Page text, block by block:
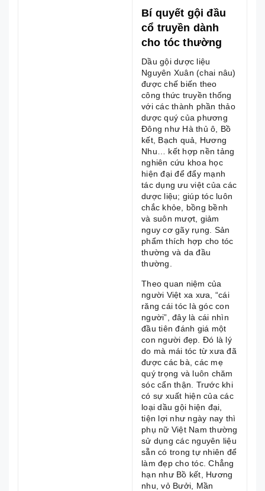
Bí quyết gội đầu
cổ truyền dành
cho tóc thường
Dầu gội dược liệu
Nguyên Xuân (chai nâu)
được chế biến theo
công thức truyền thống
với các thành phần thảo
dược quý của phương
Đông như Hà thủ ô, Bồ
kết, Bạch quả, Hương
Nhu… kết hợp nền tảng
nghiên cứu khoa học
hiện đại để đẩy mạnh
tác dụng ưu việt của các
dược liệu; giúp tóc luôn
chắc khỏe, bồng bềnh
và suôn mượt, giảm
nguy cơ gãy rụng. Sản
phẩm thích hợp cho tóc
thường và da đầu
thường.
Theo quan niệm của
người Việt xa xưa, “cái
răng cái tóc là góc con
người”, đây là cái nhìn
đầu tiên đánh giá một
con người đẹp. Đó là lý
do mà mái tóc từ xưa đã
được các bà, các mẹ
quý trọng và luôn chăm
sóc cẩn thận. Trước khi
có sự xuất hiện của các
loại dầu gội hiện đại,
tiện lợi như ngày nay thì
phụ nữ Việt Nam thường
sử dụng các nguyên liệu
sẵn có trong tự nhiên để
làm đẹp cho tóc. Chẳng
hạn như Bồ kết, Hương
nhu, vỏ Bưởi, Mần